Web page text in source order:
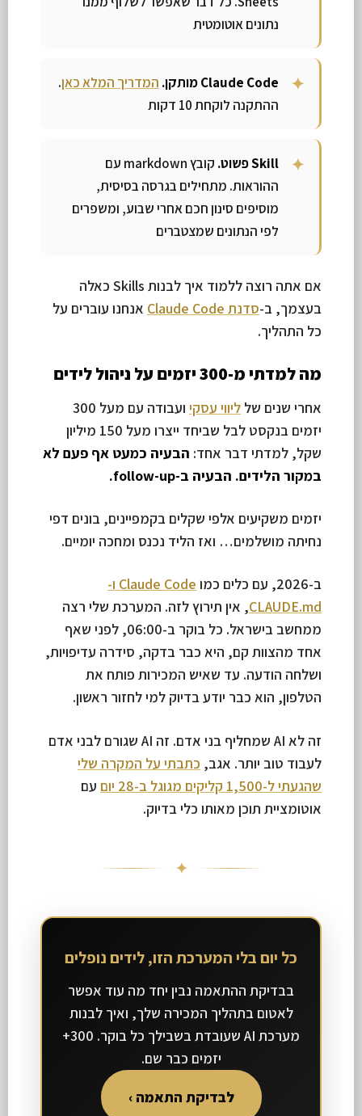
נתונים אוטומטית
Claude Code מותקן. המדריך המלא כאן.
ההתקנה לוקחת 10 דקות
Skill פשוט.
קובץ markdown עם
ההוראות. מתחילים בגרסה בסיסית,
מוסיפים סינון חכם אחרי שבוע, ומשפרים
לפי הנתונים שמצטברים
אם אתה רוצה ללמוד איך לבנות Skills כאלה
בעצמך, ב-סדנת Claude Code
אנחנו עוברים על
כל התהליך.
מה למדתי מ-300 יזמים על ניהול לידים
אחרי שנים של ליווי עסקי
ועבודה עם מעל 300
יזמים בנקסט לבל שביחד ייצרו מעל 150 מיליון
שקל, למדתי דבר אחד: הבעיה כמעט אף פעם לא
במקור הלידים. הבעיה ב-follow-up.
יזמים משקיעים אלפי שקלים בקמפיינים, בונים דפי
נחיתה מושלמים… ואז הליד נכנס ומחכה יומיים.
ב-2026, עם כלים כמו
Claude Code ו-
CLAUDE.md, אין תירוץ לזה. המערכת שלי רצה
ממחשב בישראל. כל בוקר ב-06:00, לפני שאף
אחד מהצוות קם, היא כבר בדקה, סידרה עדיפויות,
ושלחה הודעה. עד שאיש המכירות פותח את
הטלפון, הוא כבר יודע בדיוק למי לחזור ראשון.
זה לא AI שמחליף בני אדם. זה AI שגורם לבני אדם
לעבוד טוב יותר. אגב, כתבתי על המקרה שלי
שהגעתי ל-1,500 קליקים מגוגל ב-28 יום
עם
אוטומציית תוכן מאותו כלי בדיוק.
✦
כל יום בלי המערכת הזו, לידים נופלים
בבדיקת ההתאמה נבין יחד מה עוד אפשר
לאטום בתהליך המכירה שלך, ואיך לבנות
מערכת AI שעובדת בשבילך כל בוקר. 300+
יזמים כבר שם.
לבדיקת התאמה ›